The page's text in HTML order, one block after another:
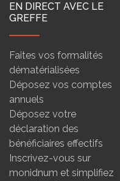
EN DIRECT AVEC LE
GREFFE
Faites vos formalités
dématérialisées
Déposez vos comptes
annuels
Déposez votre
déclaration des
bénéficiaires effectifs
Inscrivez-vous sur
monidnum et simplifiez